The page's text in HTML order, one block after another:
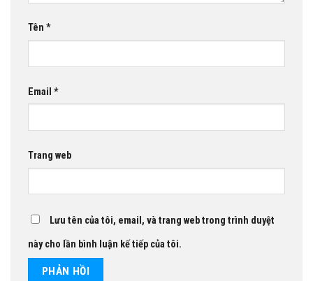
Tên *
Email *
Trang web
Lưu tên của tôi, email, và trang web trong trình duyệt
này cho lần bình luận kế tiếp của tôi.